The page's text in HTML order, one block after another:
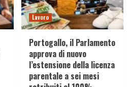
Lavoro
Portogallo, il Parlamento
approva di nuovo
l’estensione della licenza
parentale a sei mesi